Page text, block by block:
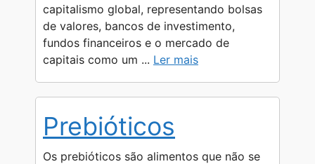
capitalismo global, representando bolsas
de valores, bancos de investimento,
fundos financeiros e o mercado de
capitais como um ... Ler mais
Prebióticos
Os prebióticos são alimentos que não se